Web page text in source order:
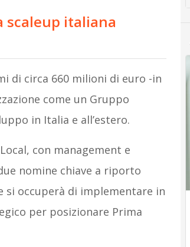
scaleup italiana
di circa 660 milioni di euro -in
come un Gruppo
in Italia e all’estero.
con management e
nomine chiave a riporto
si occuperà di implementare in
per posizionare Prima